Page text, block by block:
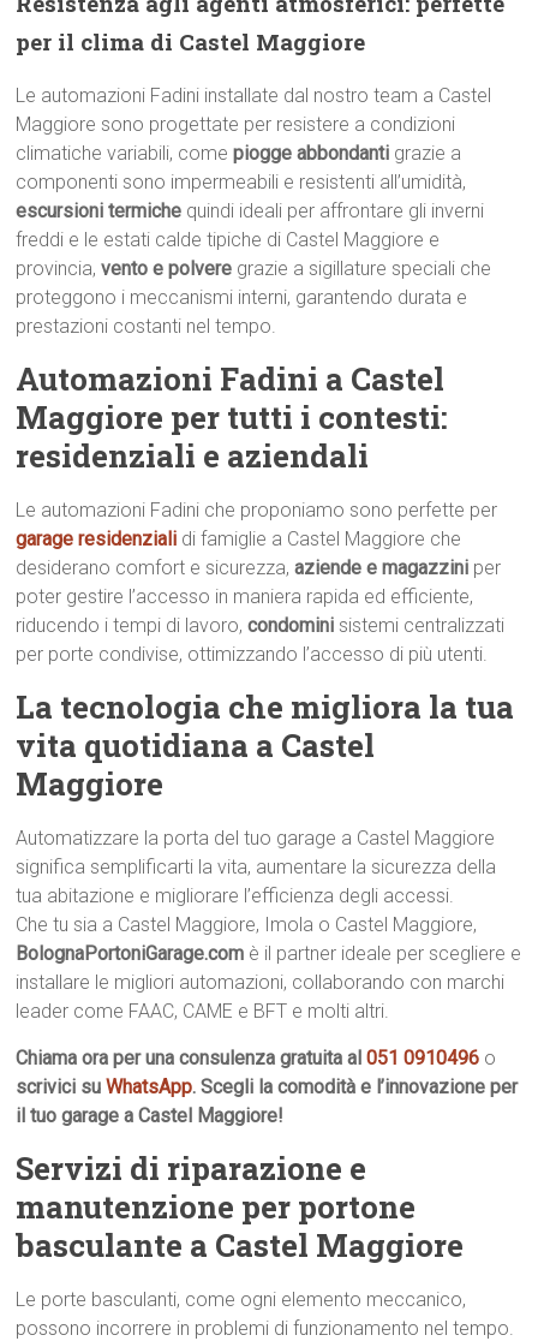
per il clima di Castel Maggiore
Le automazioni Fadini installate dal nostro team a Castel
Maggiore sono progettate per resistere a condizioni
climatiche variabili, comepiogge abbondanti grazie a
componenti sono impermeabili e resistenti all’umidità,
escursioni termiche quindi ideali per affrontare gli inverni
freddi e le estati calde tipiche di Castel Maggiore e
provincia,vento e polvere grazie a sigillature speciali che
proteggono i meccanismi interni, garantendo durata e
prestazioni costanti nel tempo.
Automazioni Fadini a Castel
Maggiore per tutti i contesti:
residenziali e aziendali
Le automazioni Fadini che proponiamo sono perfette per
garage residenziali di famiglie a Castel Maggiore che
desiderano comfort e sicurezza,aziende e magazzini per
poter gestire l’accesso in maniera rapida ed efficiente,
riducendo i tempi di lavoro,condomini sistemi centralizzati
per porte condivise, ottimizzando l’accesso di più utenti.
La tecnologia che migliora la tua
vita quotidiana a Castel
Maggiore
Automatizzare la porta del tuo garage a Castel Maggiore
significa semplificarti la vita, aumentare la sicurezza della
tua abitazione e migliorare l’efficienza degli accessi.
Che tu sia a Castel Maggiore, Imola o Castel Maggiore,
BolognaPortoniGarage.com è il partner ideale per scegliere e
installare le migliori automazioni, collaborando con marchi
leader come FAAC, CAME e BFT e molti altri.
Chiama ora per una consulenza gratuita al051 0910496 o
scrivici suWhatsApp. Scegli la comodità e l’innovazione per
il tuo garage a Castel Maggiore!
Servizi di riparazione e
manutenzione per portone
basculante a Castel Maggiore
Le porte basculanti, come ogni elemento meccanico,
possono incorrere in problemi di funzionamento nel tempo.